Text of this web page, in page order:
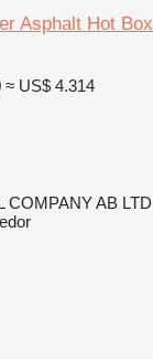
Asphalt Hot
≈ US$ 4.314
COMPANY AB LTD